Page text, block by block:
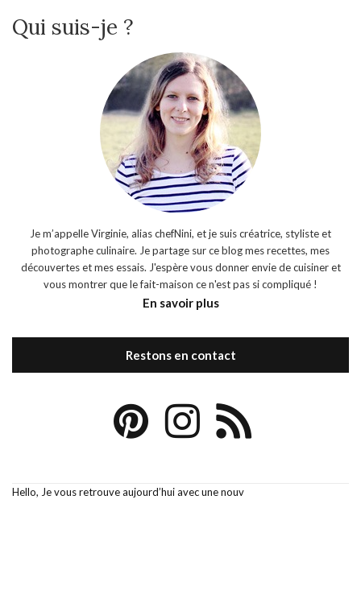
Qui suis-je ?
Je m’appelle Virginie, alias chefNini, et je suis créatrice, styliste et
photographe culinaire. Je partage sur ce blog mes recettes, mes
découvertes et mes essais. J'espère vous donner envie de cuisiner et
vous montrer que le fait-maison ce n'est pas si compliqué !
En savoir plus
Restons en contact
Hello, Je vous retrouve aujourd’hui avec une nouv